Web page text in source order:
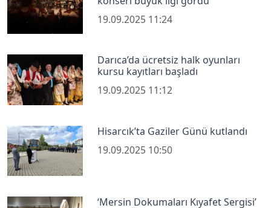
19.09.2025 11:24
Darıca’da ücretsiz halk oyunları
kursu kayıtları başladı
19.09.2025 11:12
Hisarcık’ta Gaziler Günü kutlandı
19.09.2025 10:50
‘Mersin Dokumaları Kıyafet Sergisi’